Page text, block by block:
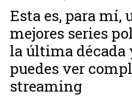
Esta es, para mí,
mejores series
la última década
puedes ver
streaming